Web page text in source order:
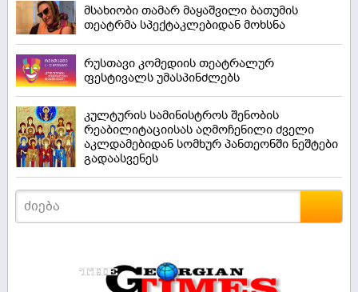
მსახიობი თამარ მაყაშვილი ბათუმის
თეატრმა სპექტაკლებიდან მოხსნა
რუსთავი კომედიის თეატრალურ
ფესტივალს უმასპინძლებს
კულტურის სამინისტროს შენობის
რეაბილიტაციისას აღმოჩენილი ძველი
აკლდამებიდან სომხურ პანთეონში ნეშტები
გადაასვენეს